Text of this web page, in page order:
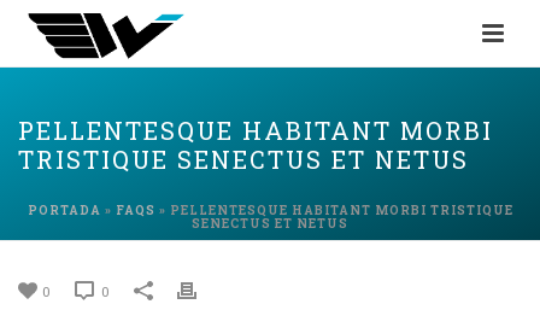
PELLENTESQUE HABITANT MORBI
TRISTIQUE SENECTUS ET NETUS
PORTADA » FAQS » PELLENTESQUE HABITANT MORBI TRISTIQUE
SENECTUS ET NETUS
0 0